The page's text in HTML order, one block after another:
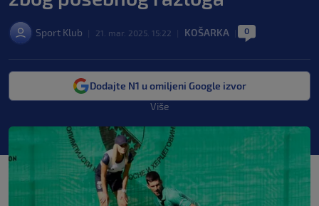
Sport Klub 21. mar. 2025. 15:22 KOŠARKA 0
Dodajte N1 u omiljeni Google izvor
Više